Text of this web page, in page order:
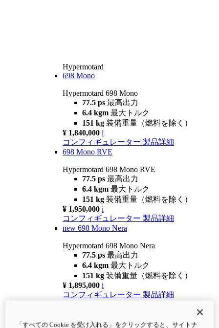
Hypermotard
698 Mono
Hypermotard 698 Mono
77.5 ps 最高出力
6.4 kgm 最大トルク
151 kg 装備重量（燃料を除く）
¥ 1,840,000 i
コンフィギュレーター 製品詳細
698 Mono RVE
Hypermotard 698 Mono RVE
77.5 ps 最高出力
6.4 kgm 最大トルク
151 kg 装備重量（燃料を除く）
¥ 1,950,000 i
コンフィギュレーター 製品詳細
new 698 Mono Nera
Hypermotard 698 Mono Nera
77.5 ps 最高出力
6.4 kgm 最大トルク
151 kg 装備重量（燃料を除く）
¥ 1,895,000 i
コンフィギュレーター 製品詳細
Hypermotard V2
「すべての Cookie を受け入れる」をクリックすると、サイトナ